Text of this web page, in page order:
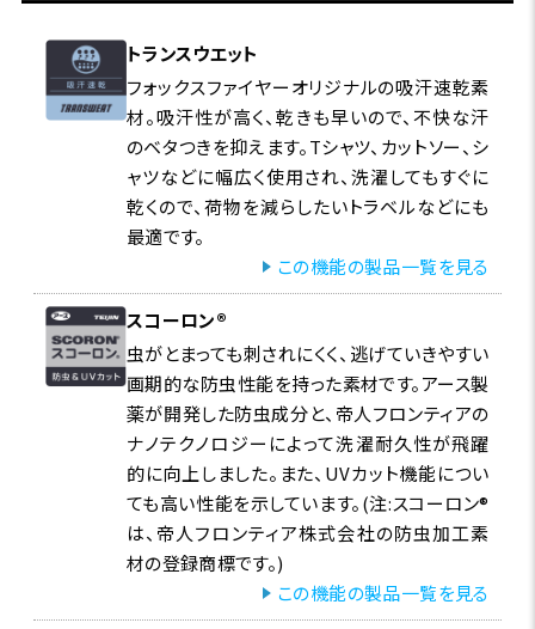
トランスウエット
フォックスファイヤーオリジナルの吸汗速乾素
材。吸汗性が高く、乾きも早いので、不快な汗
のベタつきを抑えます。Tシャツ、カットソー、シ
ャツなどに幅広く使用され、洗濯してもすぐに
乾くので、荷物を減らしたいトラベルなどにも
最適です。
この機能の製品一覧を見る
スコーロン®
虫がとまっても刺されにくく、逃げていきやすい
画期的な防虫性能を持った素材です。アース製
薬が開発した防虫成分と、帝人フロンティアの
ナノテクノロジーによって洗濯耐久性が飛躍
的に向上しました。また、UVカット機能につい
ても高い性能を示しています。(注:スコーロン®
は、帝人フロンティア株式会社の防虫加工素
材の登録商標です。)
この機能の製品一覧を見る